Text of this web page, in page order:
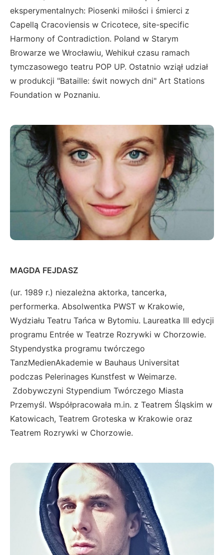
eksperymentalnych: Piosenki miłości i śmierci z
Capellą Cracoviensis w Cricotece, site-specific
Harmony of Contradiction. Poland w Starym
Browarze we Wrocławiu, Wehikuł czasu ramach
tymczasowego teatru POP UP. Ostatnio wziął udział
w produkcji "Bataille: świt nowych dni" Art Stations
Foundation w Poznaniu.
MAGDA FEJDASZ
(ur. 1989 r.) niezależna aktorka, tancerka,
performerka. Absolwentka PWST w Krakowie,
Wydziału Teatru Tańca w Bytomiu. Laureatka III edycji
programu Entrée w Teatrze Rozrywki w Chorzowie.
Stypendystka programu twórczego
TanzMedienAkademie w Bauhaus Universitat
podczas Pelerinages Kunstfest w Weimarze.
Zdobywczyni Stypendium Twórczego Miasta
Przemyśl. Współpracowała m.in. z Teatrem Śląskim w
Katowicach, Teatrem Groteska w Krakowie oraz
Teatrem Rozrywki w Chorzowie.